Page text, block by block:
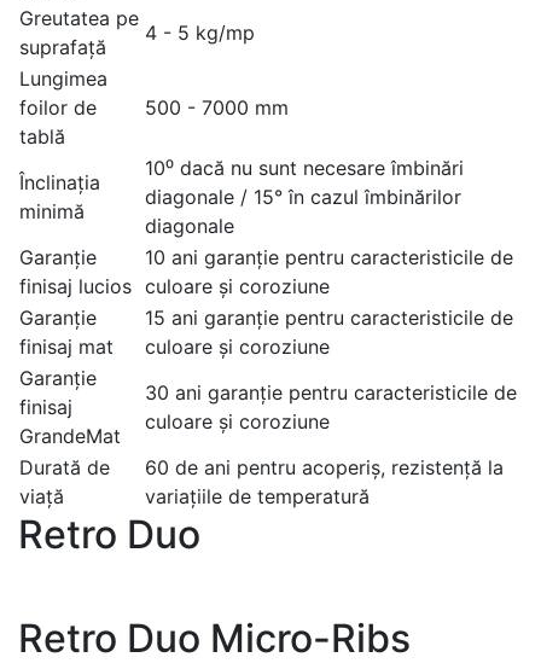
Greutatea pe
suprafață
4 - 5 kg/mp
Lungimea
foilor de
tablă
500 - 7000 mm
Înclinația
minimă
10⁰ dacă nu sunt necesare îmbinări
diagonale / 15° în cazul îmbinărilor
diagonale
Garanție
finisaj lucios
10 ani garanție pentru caracteristicile de
culoare și coroziune
Garanție
finisaj mat
15 ani garanție pentru caracteristicile de
culoare și coroziune
Garanție
finisaj
GrandeMat
30 ani garanție pentru caracteristicile de
culoare și coroziune
Durată de
viață
60 de ani pentru acoperiș, rezistență la
variațiile de temperatură
Retro Duo
Retro Duo Micro-Ribs